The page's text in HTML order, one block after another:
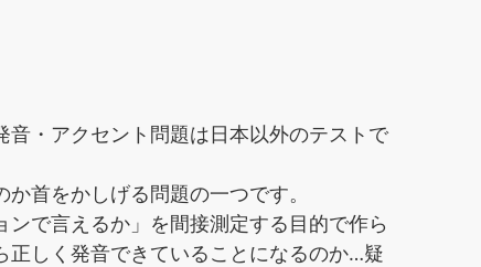
・アクセント問題は日本以外のテストで
首をかしげる問題の一つです。
ンで言えるか」を間接測定する目的で作ら
しく発音できていることになるのか…疑